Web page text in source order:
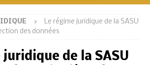
Le régime juridique de la SASU
des données
juridique de la SASU